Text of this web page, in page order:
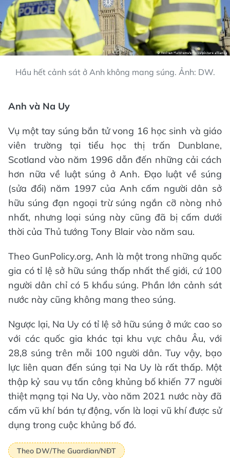
Hầu hết cảnh sát ở Anh không mang súng. Ảnh: DW.
Anh và Na Uy
Vụ một tay súng bắn tử vong 16 học sinh và giáo
viên trường tại tiểu học thị trấn Dunblane,
Scotland vào năm 1996 dẫn đến những cải cách
hơn nữa về luật súng ở Anh. Đạo luật về súng
(sửa đổi) năm 1997 của Anh cấm người dân sở
hữu súng đạn ngoại trừ súng ngắn cỡ nòng nhỏ
nhất, nhưng loại súng này cũng đã bị cấm dưới
thời của Thủ tướng Tony Blair vào năm sau.
Theo GunPolicy.org, Anh là một trong những quốc
gia có tỉ lệ sở hữu súng thấp nhất thế giới, cứ 100
người dân chỉ có 5 khẩu súng. Phần lớn cảnh sát
nước này cũng không mang theo súng.
Ngược lại, Na Uy có tỉ lệ sở hữu súng ở mức cao so
với các quốc gia khác tại khu vực châu Âu, với
28,8 súng trên mỗi 100 người dân. Tuy vậy, bạo
lực liên quan đến súng tại Na Uy là rất thấp. Một
thập kỷ sau vụ tấn công khủng bố khiến 77 người
thiệt mạng tại Na Uy, vào năm 2021 nước này đã
cấm vũ khí bán tự động, vốn là loại vũ khí được sử
dụng trong cuộc khủng bố đó.
Theo DW/The Guardian/NĐT